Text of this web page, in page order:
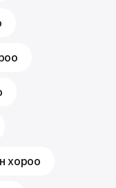
хороо